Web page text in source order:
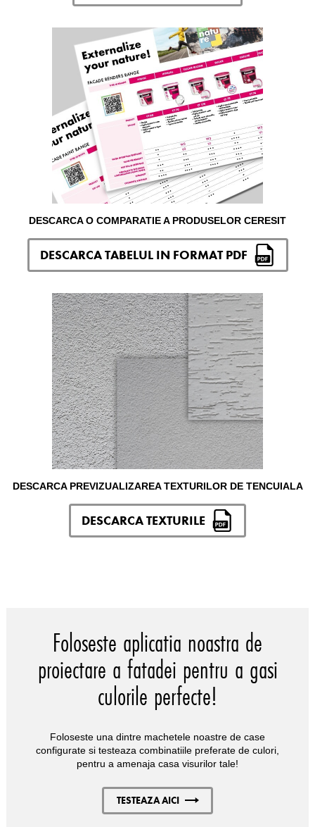
DESCARCA O COMPARATIE A PRODUSELOR CERESIT
DESCARCA TABELUL IN FORMAT PDF
DESCARCA PREVIZUALIZAREA TEXTURILOR DE TENCUIALA
DESCARCA TEXTURILE
Foloseste aplicatia noastra de
proiectare a fatadei pentru a gasi
culorile perfecte!
Foloseste una dintre machetele noastre de case
configurate si testeaza combinatiile preferate de culori,
pentru a amenaja casa visurilor tale!
TESTEAZA AICI